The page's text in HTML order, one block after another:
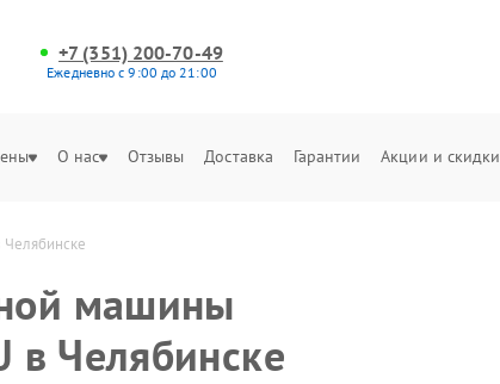
+7 (351) 200-70-49
Ежедневно с 9:00 до 21:00
О нас Отзывы Доставка Гарантии Акции и скидки
машины
в Челябинске